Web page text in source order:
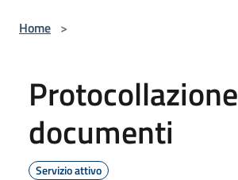
Home >
Protocollazione
documenti
Servizio attivo